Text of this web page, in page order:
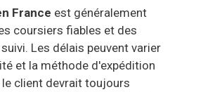
France est généralement
coursiers fiables et des
Les délais peuvent varier
et la méthode d'expédition
client devrait toujours